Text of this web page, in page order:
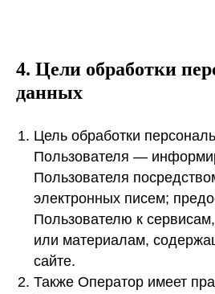
4. Цели обработки
данных
Цель обработки
Пользователя —
Пользователя
электронных писем;
Пользователю к
или материалам,
сайте.
Также Оператор имеет